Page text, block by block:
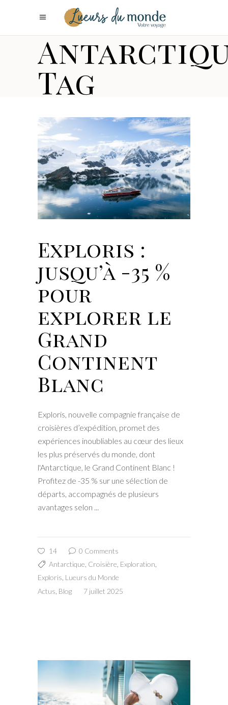
Tag
Exploris :
jusqu’à -35 %
pour
explorer le
Grand
Continent
Blanc
Exploris, nouvelle compagnie française de
croisières d’expédition, promet des
expériences inoubliables au cœur des lieux
les plus préservés du monde, dont
l'Antarctique, le Grand Continent Blanc !
Profitez de -35 % sur une sélection de
départs, accompagnés de plusieurs
avantages selon
14
0 Comments
Antarctique Croisière Exploration
Exploris Lueurs du Monde
Actus Blog 7 juillet 2025